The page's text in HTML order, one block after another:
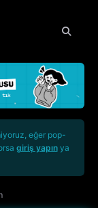
eğer pop-
giriş yapınya